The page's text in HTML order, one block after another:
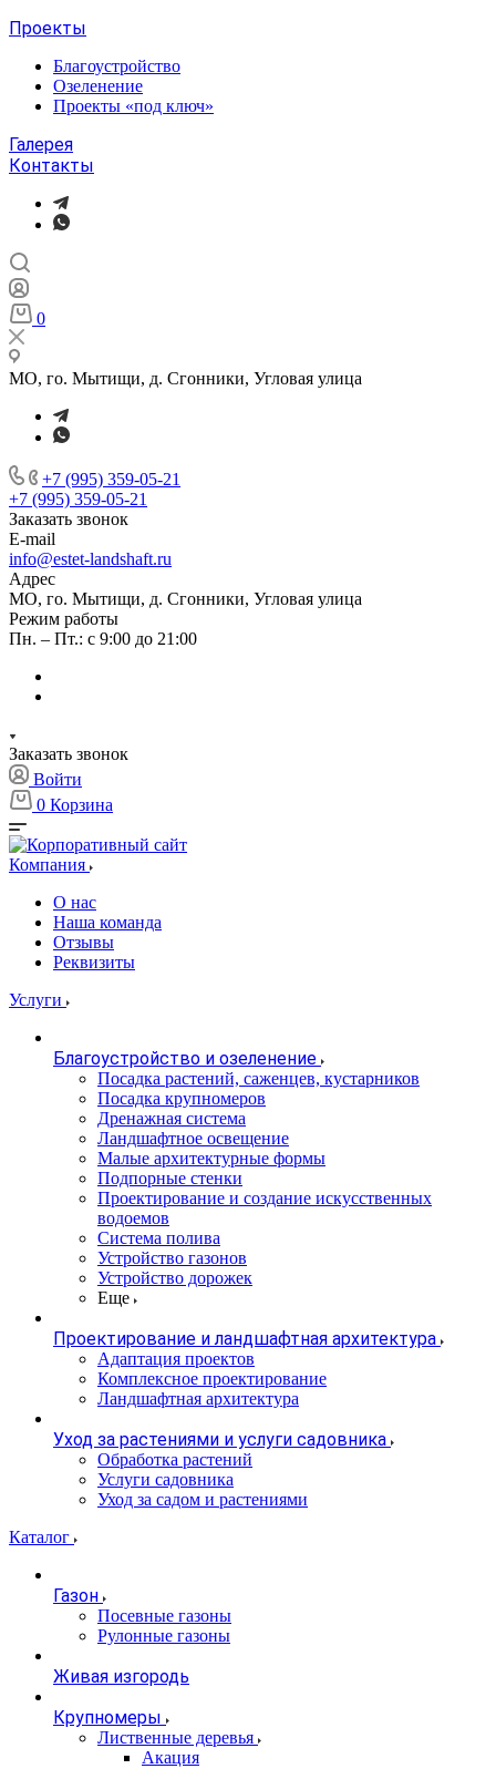
Проекты
Благоустройство
Озеленение
Проекты «под ключ»
Галерея
Контакты
0
МО, го. Мытищи, д. Сгонники, Угловая улица
+7 (995) 359-05-21
+7 (995) 359-05-21
Заказать звонок
E-mail
info@estet-landshaft.ru
Адрес
МО, го. Мытищи, д. Сгонники, Угловая улица
Режим работы
Пн. – Пт.: с 9:00 до 21:00
Заказать звонок
Войти
0 Корзина
Компания
О нас
Наша команда
Отзывы
Реквизиты
Услуги
Благоустройство и озеленение
Посадка растений, саженцев, кустарников
Посадка крупномеров
Дренажная система
Ландшафтное освещение
Малые архитектурные формы
Подпорные стенки
Проектирование и создание искусственных
водоемов
Система полива
Устройство газонов
Устройство дорожек
Еще
Проектирование и ландшафтная архитектура
Адаптация проектов
Комплексное проектирование
Ландшафтная архитектура
Уход за растениями и услуги садовника
Обработка растений
Услуги садовника
Уход за садом и растениями
Каталог
Газон
Посевные газоны
Рулонные газоны
Живая изгородь
Крупномеры
Лиственные деревья
Акация